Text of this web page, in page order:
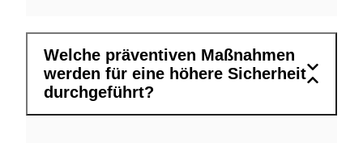
Welche präventiven Maßnahmen
werden für eine höhere Sicherheit
durchgeführt?